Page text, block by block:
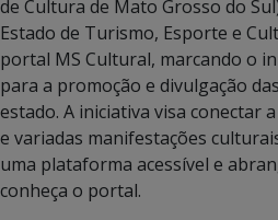
de Cultura de Mato Grosso do
Estado de Turismo, Esporte e
portal MS Cultural, marcando o
para a promoção e divulgação
estado. A iniciativa visa conectar
e variadas manifestações
uma plataforma acessível e
conheça o portal.